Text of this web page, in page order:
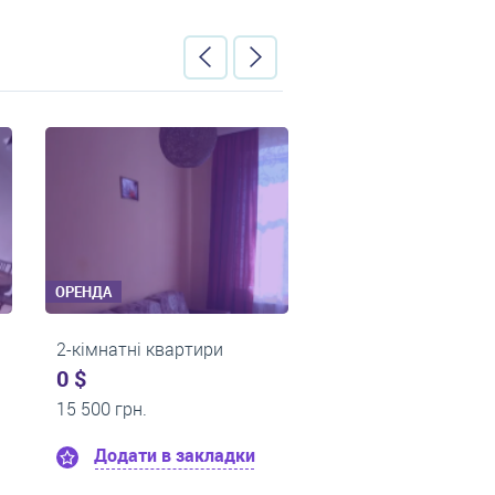
ОРЕНДА
2-кімнатні квартири
14 600 грн.
Додати в закладки